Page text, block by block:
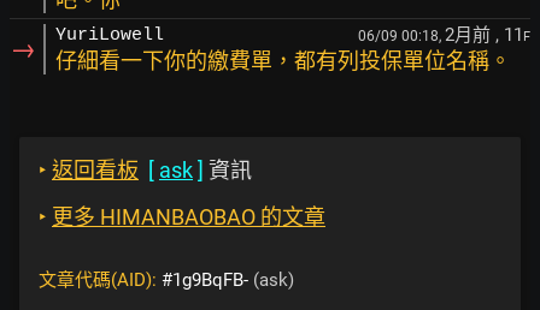
→ YuriLowell 06/09 00:18, 2月前 , 11 F
仔細看一下你的繳費單，都有列投保單位名稱。
‣ 返回看板 [ ask] 資訊
‣ 更多 HIMANBAOBAO 的文章
文章代碼(AID): #1g9BqFB- (ask)